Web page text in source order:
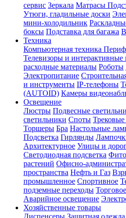
сервис Зеркала Матрасы
Утюги, гладильные доски
мини-холодильник
боксы Подставка для багажа
Техника
Компьютерная техника
Телевизоры и интерактивные
расходные материалы Роботы
Электропитание
и инструменты IP-телефоны
(AUTOID) Камеры
Освещение
Люстры Подвесные
светильники Споты
Торшеры Бра Настольные
Подсветка Гирлянды
Архитектурное Улицы и
Светодиодная подсветка
растений Офисно-
пространства Нефть и Газ
промышленное Спортивное
подземные переходы Торговое
Аварийное освещение
Хозяйственные товары
Диспенсеры Защитная одежда